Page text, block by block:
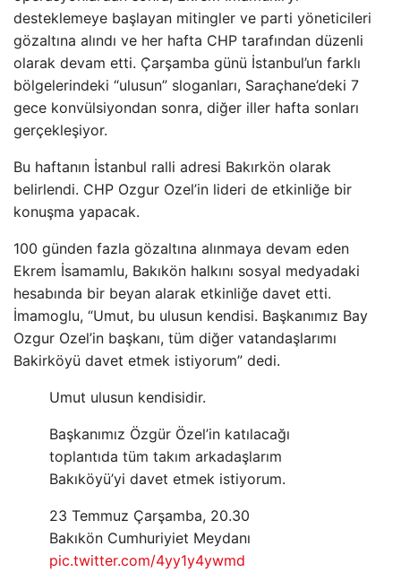
desteklemeye başlayan mitingler ve parti yöneticileri
gözaltına alındı ve her hafta CHP tarafından düzenli
olarak devam etti. Çarşamba günü İstanbul’un farklı
bölgelerindeki “ulusun” sloganları, Saraçhane’deki 7
gece konvülsiyondan sonra, diğer iller hafta sonları
gerçekleşiyor.
Bu haftanın İstanbul ralli adresi Bakırkön olarak
belirlendi. CHP Ozgur Ozel’in lideri de etkinliğe bir
konuşma yapacak.
100 günden fazla gözaltına alınmaya devam eden
Ekrem İsamamlu, Bakıkön halkını sosyal medyadaki
hesabında bir beyan alarak etkinliğe davet etti.
İmamoglu, “Umut, bu ulusun kendisi. Başkanımız Bay
Ozgur Ozel’in başkanı, tüm diğer vatandaşlarımı
Bakirköyü davet etmek istiyorum” dedi.
Umut ulusun kendisidir.
Başkanımız Özgür Özel’in katılacağı
toplantıda tüm takım arkadaşlarım
Bakıköyü’yi davet etmek istiyorum.
23 Temmuz Çarşamba, 20.30
Bakıkön Cumhuriyiet Meydanı
pic.twitter.com/4yy1y4ywmd